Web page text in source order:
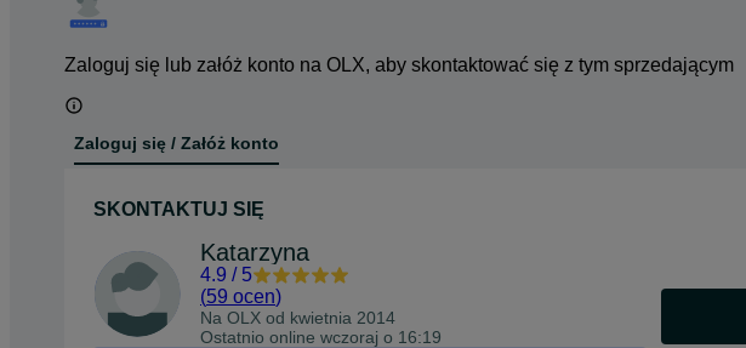
Zaloguj się lub załóż konto na OLX, aby skontaktować się z tym sprzedającym
Zaloguj się / Załóż konto
SKONTAKTUJ SIĘ
Katarzyna
4.9 / 5
(59 ocen)
Na OLX od kwietnia 2014
Ostatnio online wczoraj o 16:19